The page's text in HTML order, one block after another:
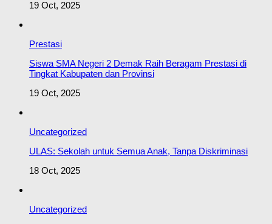
19 Oct, 2025
Prestasi
Siswa SMA Negeri 2 Demak Raih Beragam Prestasi di
Tingkat Kabupaten dan Provinsi
19 Oct, 2025
Uncategorized
ULAS: Sekolah untuk Semua Anak, Tanpa Diskriminasi
18 Oct, 2025
Uncategorized